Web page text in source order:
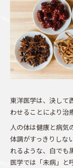
東洋医学は、決して
わせることにより治
人の体は健康と病気
体調がすっきりしな
れるような、白でも
医学では「未病」と